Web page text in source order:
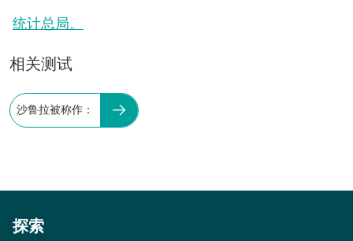
统计总局。
相关测试
沙鲁拉被称作：
探索